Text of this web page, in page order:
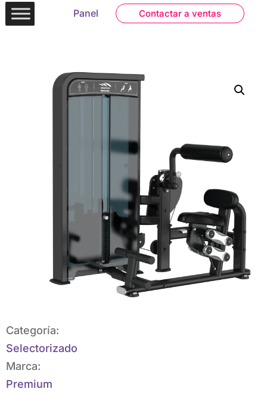
Panel Contactar a ventas
Categoría:
Selectorizado
Marca:
Premium